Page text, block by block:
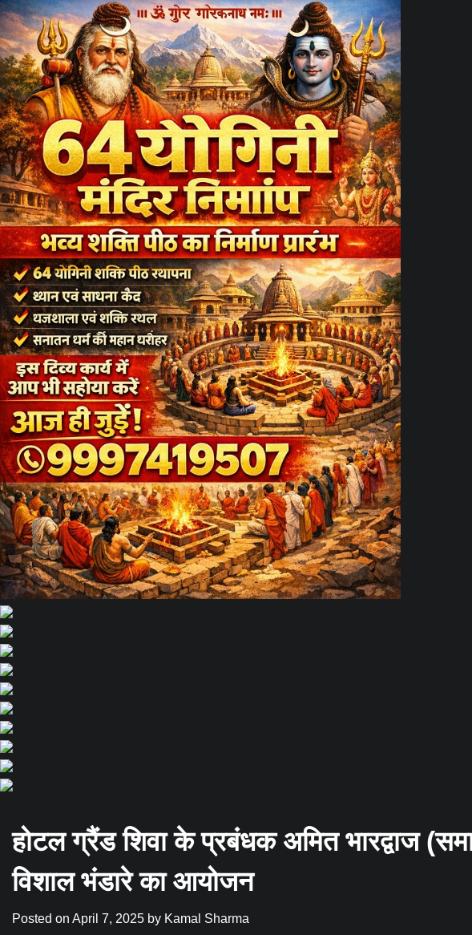
होटल ग्रैंड शिवा के प्रबंधक अमित भारद्वाज
विशाल भंडारे का आयोजन
Posted on April 7, 2025 by Kamal Sharma